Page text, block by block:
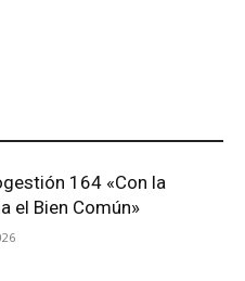
164 «Con la
el Bien Común»